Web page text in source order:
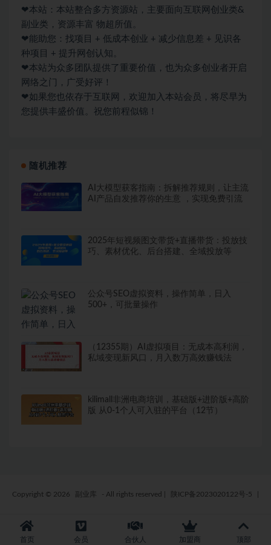
❤本站：本站整合多方资源站，主要面向互联网创业类&
副业类，资源丰富 物超所值。
❤能助您：找项目 + 低成本创业 + 减少信息差 + 见识各
种项目 + 提升网创认知。
❤本站为众多团队提供了重要价值，也为众多创业者开启
网络之门，广受好评！
❤如果您也依存于互联网，欢迎加入本站会员，将尽早为
您提供丰盛价值。祝您前程似锦！
随机推荐
AI大模型获客指南：拆解推荐规则，让主流
AI产品自发推荐你的生意 ，实现免费引流
2025年短视频图文带货+直播带货：投放技
巧、素材优化、后台搭建、全域投放等
公众号SEO虚拟资料，操作简单，日入
500+，可批量操作
（12355期）AI虚拟项目：无成本高利润，
私域变现新风口，月入数万高效赚钱法
kilimall非洲电商培训，基础版+进阶版+高阶
版 从0-1个人可入驻的平台（12节）
Copyright © 2026 副业库 - All rights reserved 陕ICP备2023020122号-5
首页 会员 合伙人 加盟商 顶部